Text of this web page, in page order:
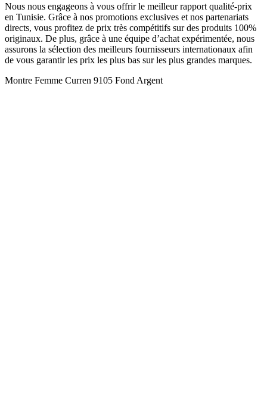
Nous nous engageons à vous offrir le meilleur rapport qualité-prix
en Tunisie. Grâce à nos promotions exclusives et nos partenariats
directs, vous profitez de prix très compétitifs sur des produits 100%
originaux. De plus, grâce à une équipe d’achat expérimentée, nous
assurons la sélection des meilleurs fournisseurs internationaux afin
de vous garantir les prix les plus bas sur les plus grandes marques.
Montre Femme Curren 9105 Fond Argent